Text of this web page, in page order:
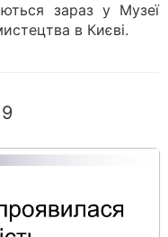
зараз у Музеї
в Києві.